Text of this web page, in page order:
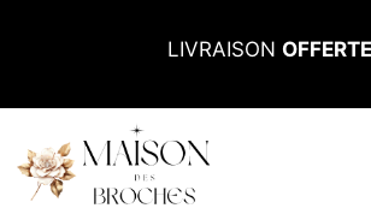
LIVRAISON OFFERTE